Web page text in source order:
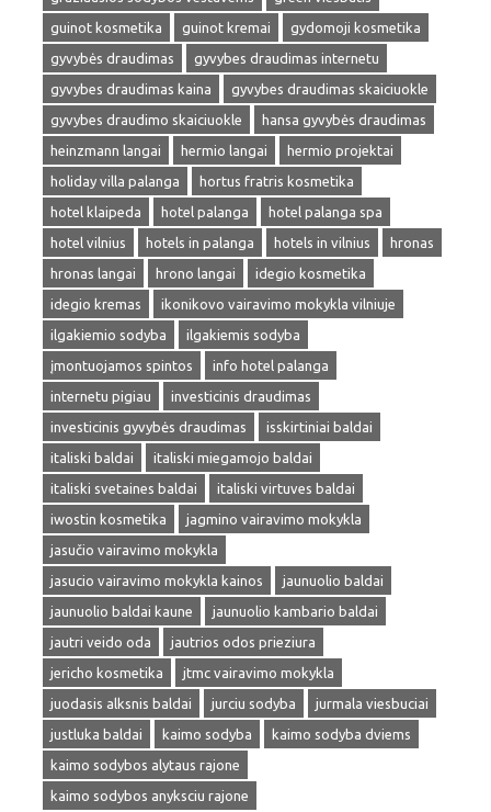
guinot kosmetika
guinot kremai
gydomoji kosmetika
gyvybės draudimas
gyvybes draudimas internetu
gyvybes draudimas kaina
gyvybes draudimas skaiciuokle
gyvybes draudimo skaiciuokle
hansa gyvybės draudimas
heinzmann langai
hermio langai
hermio projektai
holiday villa palanga
hortus fratris kosmetika
hotel klaipeda
hotel palanga
hotel palanga spa
hotel vilnius
hotels in palanga hotels in vilnius
hronas
hronas langai
hrono langai
idegio kosmetika
idegio kremas
ikonikovo vairavimo mokykla vilniuje
ilgakiemio sodyba
ilgakiemis sodyba
įmontuojamos spintos
info hotel palanga
internetu pigiau
investicinis draudimas
investicinis gyvybės draudimas
isskirtiniai baldai
italiski baldai
italiski miegamojo baldai
italiski svetaines baldai
italiski virtuves baldai
iwostin kosmetika
jagmino vairavimo mokykla
jasučio vairavimo mokykla
jasucio vairavimo mokykla kainos
jaunuolio baldai
jaunuolio baldai kaune
jaunuolio kambario baldai
jautri veido oda
jautrios odos prieziura
jericho kosmetika
jtmc vairavimo mokykla
juodasis alksnis baldai
jurciu sodyba
jurmala viesbuciai
justluka baldai
kaimo sodyba
kaimo sodyba dviems
kaimo sodybos alytaus rajone
kaimo sodybos anyksciu rajone